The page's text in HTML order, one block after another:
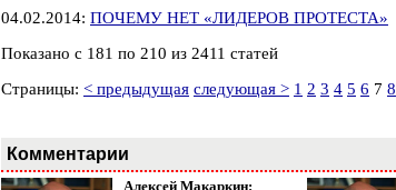
04.02.2014: ПОЧЕМУ НЕТ «ЛИДЕРОВ ПРОТЕСТА»
Показано с 181 по 210 из 2411 статей
Страницы: < предыдущая следующая > 1 2 3 4 5 6 7 8
Комментарии
Алексей Макаркин: